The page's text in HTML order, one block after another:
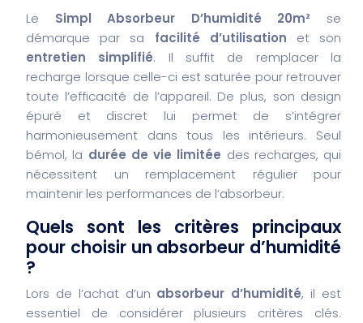
Le Simpl Absorbeur D’humidité 20m² se
démarque par sa facilité d’utilisation et son
entretien simplifié. Il suffit de remplacer la
recharge lorsque celle-ci est saturée pour retrouver
toute l’efficacité de l’appareil. De plus, son design
épuré et discret lui permet de s’intégrer
harmonieusement dans tous les intérieurs. Seul
bémol, la durée de vie limitée des recharges, qui
nécessitent un remplacement régulier pour
maintenir les performances de l’absorbeur.
Quels sont les critères principaux
pour choisir un absorbeur d’humidité
?
Lors de l’achat d’un absorbeur d’humidité, il est
essentiel de considérer plusieurs critères clés.